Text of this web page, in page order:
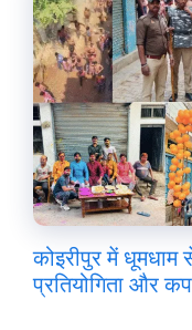
कोइरीपुर में धूमधाम
प्रतियोगिता और